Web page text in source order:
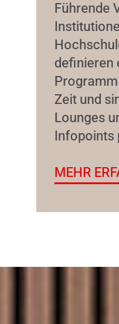
Führende
definieren
Zeit und
Lounges
Infopoints
MEHR